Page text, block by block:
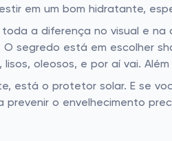
em um bom hidratante,
a diferença no visual e
segredo está em escolher
oleosos, e por aí vai.
está o protetor solar. E se
o envelhecimento